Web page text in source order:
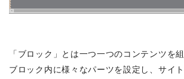
「ブロック」とは一つ一つのコンテンツを
ブロック内に様々なパーツを設定し、サイ